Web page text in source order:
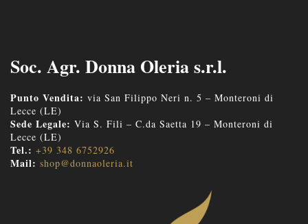
Soc. Agr. Donna Oleria s.r.l.
Punto Vendita: via San Filippo Neri n. 5 – Monteroni di
Lecce (LE)
Sede Legale: Via S. Fili – C.da Saetta 19 – Monteroni di
Lecce (LE)
Tel.: +39 348 6752926
Mail: shop@donnaoleria.it